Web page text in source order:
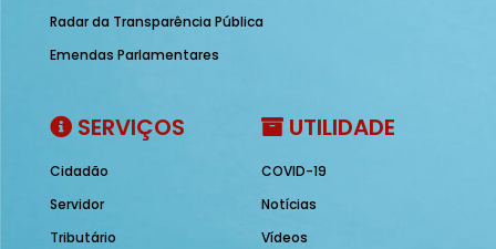
Radar da Transparência Pública
Emendas Parlamentares
SERVIÇOS
Cidadão
Servidor
Tributário
UTILIDADE
COVID-19
Notícias
Vídeos